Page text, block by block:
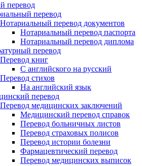
перевод
перевод
Нотариальный перевод документов
Нотариальный перевод паспорта
Нотариальный перевод диплома
перевод
Перевод книг
С английского на русский
Перевод стихов
На английский язык
перевод
Перевод медицинских заключений
Медицинский перевод справок
Перевод больничных листов
Перевод страховых полисов
Перевод истории болезни
Фармацевтический перевод
Перевод медицинских выписок